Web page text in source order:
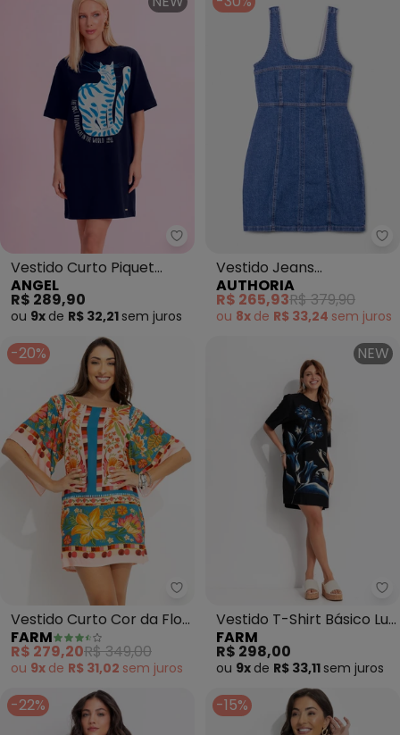
Angel - Vestido Curto Piquet
Vestido Curto Piquet
(Azul)
ANGEL
R$ 289,90
ou 9x de R$ 32,21 sem juros
Vestido Jeans
Pespontado com
Recortes (Azul)
AUTHORIA
R$ 265,93R$ 379,90
ou 8x de R$ 33,24 sem juros
-20%
Farm - Vestido Curto Cor da
Vestido Curto Cor da Flor
(Rosa)
FARM
R$ 279,20R$ 349,00
ou 9x de R$ 31,02 sem juros
NEW
Vestido T-Shirt Básico Luz
do Luar (Preto)
FARM
R$ 298,00
ou 9x de R$ 33,11 sem juros
-22% -15%